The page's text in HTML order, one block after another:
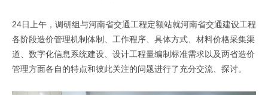
24日上午，调研组与河南省交通工程定额站就河南省交通建设工程
各阶段造价管理机制体制、工作程序、具体方式、材料价格采集渠
道、数字化信息系统建设、设计工程量编制标准需求以及两省造价
管理方面各自的特点和彼此关注的问题进行了充分交流、探讨。